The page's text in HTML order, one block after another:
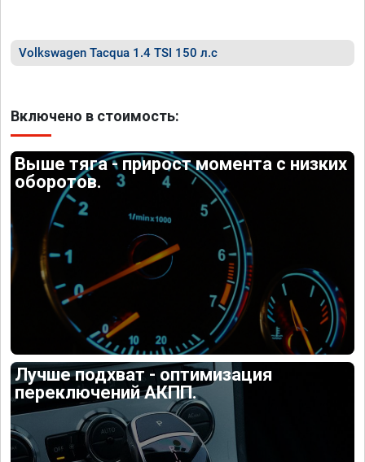
Volkswagen Tacqua 1.4 TSI 150 л.с
Включено в стоимость:
Выше тяга - прирост момента с низких
оборотов.
Лучше подхват - оптимизация
переключений АКПП.